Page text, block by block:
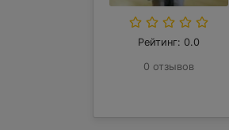
Рейтинг: 0.0
0 отзывов